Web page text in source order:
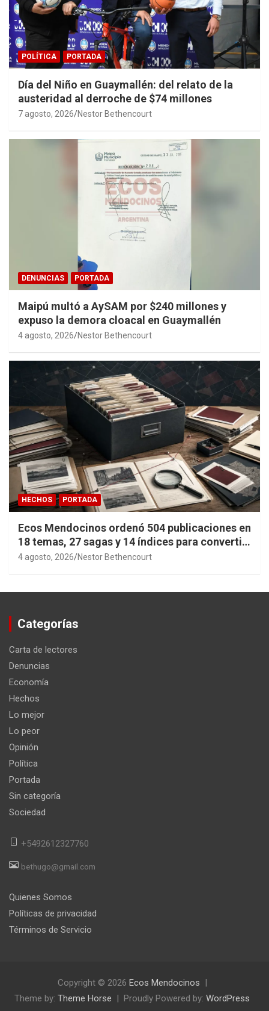
POLÍTICA PORTADA
Día del Niño en Guaymallén: del relato de la
austeridad al derroche de $74 millones
7 agosto, 2026 Nestor Bethencourt
DENUNCIAS PORTADA
Maipú multó a AySAM por $240 millones y
expuso la demora cloacal en Guaymallén
4 agosto, 2026 Nestor Bethencourt
HECHOS PORTADA
Ecos Mendocinos ordenó 504 publicaciones en
18 temas, 27 sagas y 14 índices para convertir
años de investigación en memoria pública
4 agosto, 2026 Nestor Bethencourt
Categorías
Carta de lectores
Denuncias
Economía
Hechos
Lo mejor
Lo peor
Opinión
Política
Portada
Sin categoría
Sociedad
+5492612327760
bethugo@gmail.com
Quienes Somos
Políticas de privacidad
Términos de Servicio
Copyright © 2026 Ecos Mendocinos
Theme by: Theme Horse Proudly Powered by: WordPress